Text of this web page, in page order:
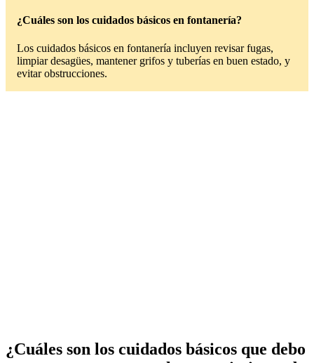
¿Cuáles son los cuidados básicos en fontanería?
Los cuidados básicos en fontanería incluyen revisar fugas,
limpiar desagües, mantener grifos y tuberías en buen estado, y
evitar obstrucciones.
¿Cuáles son los cuidados básicos que debo